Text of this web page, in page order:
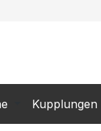
Kupplungen